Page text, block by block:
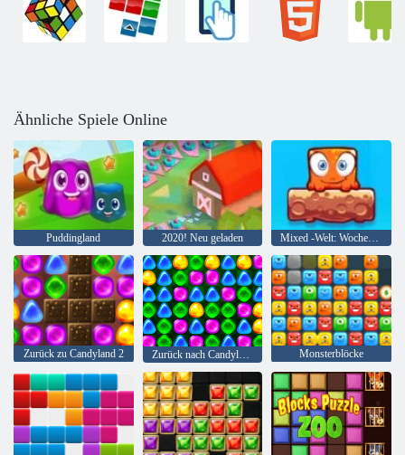
Ähnliche Spiele Online
Puddingland 2020! Neu geladen Mixed -Welt: Wochenende
Zurück zu Candyland 2 Zurück nach Candyland 4: Lollipop Garden Monsterblöcke